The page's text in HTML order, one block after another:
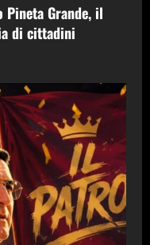
Pineta Grande, il
di cittadini